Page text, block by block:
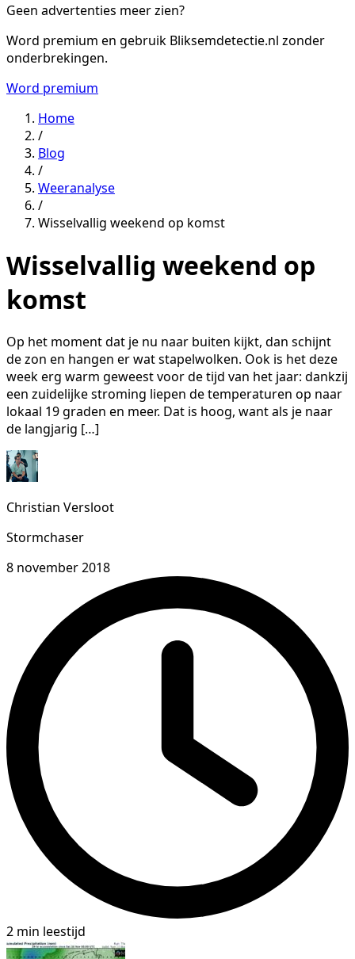
Geen advertenties meer zien?
Word premium en gebruik Bliksemdetectie.nl zonder
onderbrekingen.
Word premium
Home
/
Blog
/
Weeranalyse
/
Wisselvallig weekend op komst
Wisselvallig weekend op
komst
Op het moment dat je nu naar buiten kijkt, dan schijnt
de zon en hangen er wat stapelwolken. Ook is het deze
week erg warm geweest voor de tijd van het jaar: dankzij
een zuidelijke stroming liepen de temperaturen op naar
lokaal 19 graden en meer. Dat is hoog, want als je naar
de langjarig […]
Christian Versloot
Stormchaser
8 november 2018
2 min leestijd